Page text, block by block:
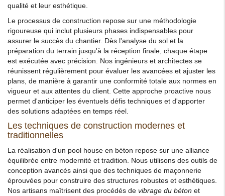
qualité et leur esthétique.
Le processus de construction repose sur une méthodologie
rigoureuse qui inclut plusieurs phases indispensables pour
assurer le succès du chantier. Dès l'analyse du sol et la
préparation du terrain jusqu'à la réception finale, chaque étape
est exécutée avec précision. Nos ingénieurs et architectes se
réunissent régulièrement pour évaluer les avancées et ajuster les
plans, de manière à garantir une conformité totale aux normes en
vigueur et aux attentes du client. Cette approche proactive nous
permet d'anticiper les éventuels défis techniques et d'apporter
des solutions adaptées en temps réel.
Les techniques de construction modernes et
traditionnelles
La réalisation d'un pool house en béton repose sur une alliance
équilibrée entre modernité et tradition. Nous utilisons des outils de
conception avancés ainsi que des techniques de maçonnerie
éprouvées pour construire des structures robustes et esthétiques.
Nos artisans maîtrisent des procédés de vibrage du béton et